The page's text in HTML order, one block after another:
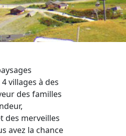
villages à des
des familles
des merveilles
avez la chance